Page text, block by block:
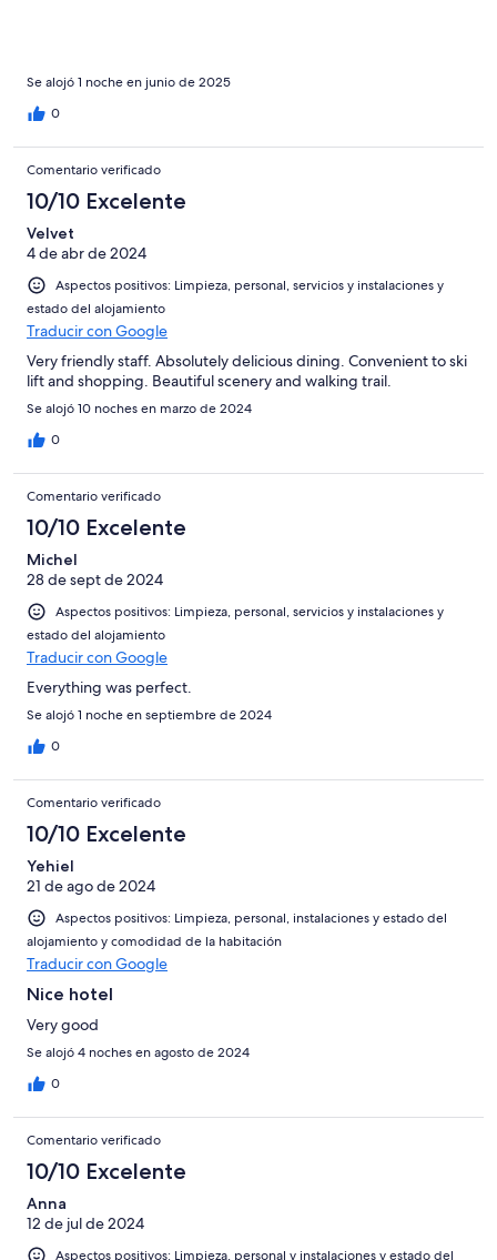
Se alojó 1 noche en junio de 2025
0
Comentario verificado
10/10 Excelente
Velvet
4 de abr de 2024
Aspectos positivos: Limpieza, personal, servicios y instalaciones y
estado del alojamiento
Traducir con Google
Very friendly staff. Absolutely delicious dining. Convenient to ski
lift and shopping. Beautiful scenery and walking trail.
Se alojó 10 noches en marzo de 2024
0
Comentario verificado
10/10 Excelente
Michel
28 de sept de 2024
Aspectos positivos: Limpieza, personal, servicios y instalaciones y
estado del alojamiento
Traducir con Google
Everything was perfect.
Se alojó 1 noche en septiembre de 2024
0
Comentario verificado
10/10 Excelente
Yehiel
21 de ago de 2024
Aspectos positivos: Limpieza, personal, instalaciones y estado del
alojamiento y comodidad de la habitación
Traducir con Google
Nice hotel
Very good
Se alojó 4 noches en agosto de 2024
0
Comentario verificado
10/10 Excelente
Anna
12 de jul de 2024
Aspectos positivos: Limpieza, personal y instalaciones y estado del